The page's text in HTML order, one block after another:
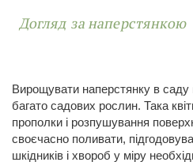
Догляд за наперстянкою
Вирощувати наперстянку в саду
багато садових рослин. Така
прополки і розпушування
своєчасно поливати,
шкідників і хвороб у міру